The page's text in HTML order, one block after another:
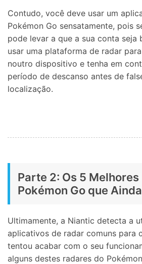
Contudo, você deve usar um
Pokémon Go sensatamente, pois
pode levar a que a sua conta seja
usar uma plataforma de radar
noutro dispositivo e tenha em
período de descanso antes de
localização.
Parte 2: Os 5 Melhores
Pokémon Go que
Ultimamente, a Niantic detecta a
aplicativos de radar comuns para
tentou acabar com o seu
alguns destes radares do